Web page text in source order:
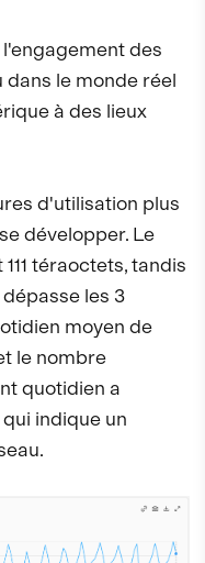
des
le monde réel
à des lieux
d'utilisation plus
développer. Le
téraoctets, tandis
les 3
moyen de
le nombre
quotidien a
indique un